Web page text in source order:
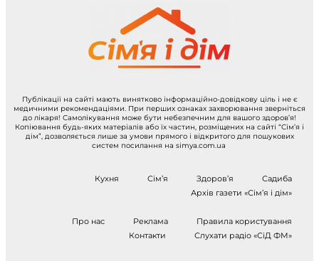
Публікації на сайті мають винятково інформаційно-довідкову ціль і не є
медичними рекомендаціями. При перших ознаках захворювання зверніться
до лікаря! Самолікування може бути небезпечним для вашого здоров’я!
Копіювання будь-яких матеріалів або їх частин, розміщених на сайті “Сім’я і
дім”, дозволяється лише за умови прямого і відкритого для пошукових
систем посилання на simya.com.ua
Кухня Сім’я Здоров’я
Садиба
Архів газети «Сім’я і дім»
Про нас Реклама
Правила користування
Контакти
Слухати радіо «СіД ФМ»